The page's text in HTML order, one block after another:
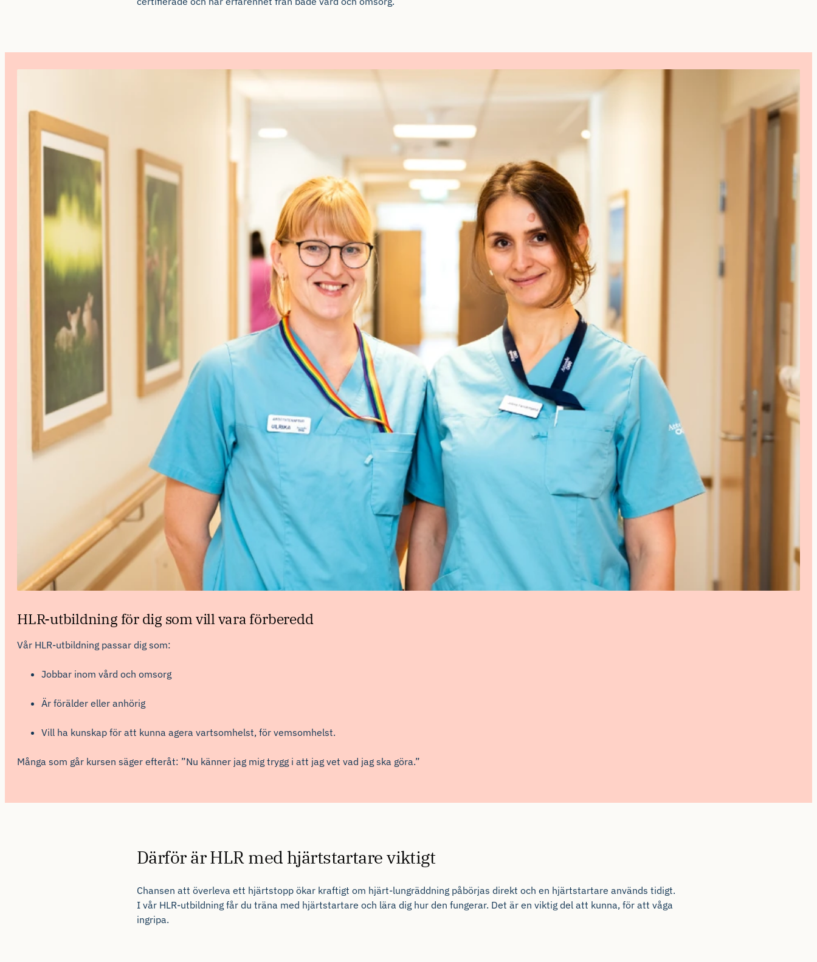
HLR-utbildning för dig som vill vara förberedd
Vår HLR-utbildning passar dig som:
Jobbar inom vård och omsorg
Är förälder eller anhörig
Vill ha kunskap för att kunna agera vartsomhelst, för vemsomhelst.
Många som går kursen säger efteråt: ”Nu känner jag mig trygg i att jag vet vad jag ska göra.”
Därför är HLR med hjärtstartare viktigt
Chansen att överleva ett hjärtstopp ökar kraftigt om hjärt-lungräddning påbörjas direkt och en hjärtstartare används tidigt.
I vår HLR-utbildning får du träna med hjärtstartare och lära dig hur den fungerar. Det är en viktig del att kunna, för att våga
ingripa.